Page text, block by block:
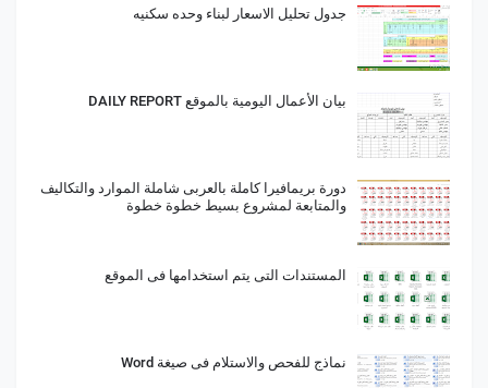
جدول تحليل الاسعار لبناء وحده سكنيه
بيان الأعمال اليومية بالموقع DAILY REPORT
دورة بريمافيرا كاملة بالعربى شاملة الموارد والتكاليف
والمتابعة لمشروع بسيط خطوة خطوة
المستندات التى يتم استخدامها فى الموقع
نماذج للفحص والاستلام فى صيغة Word